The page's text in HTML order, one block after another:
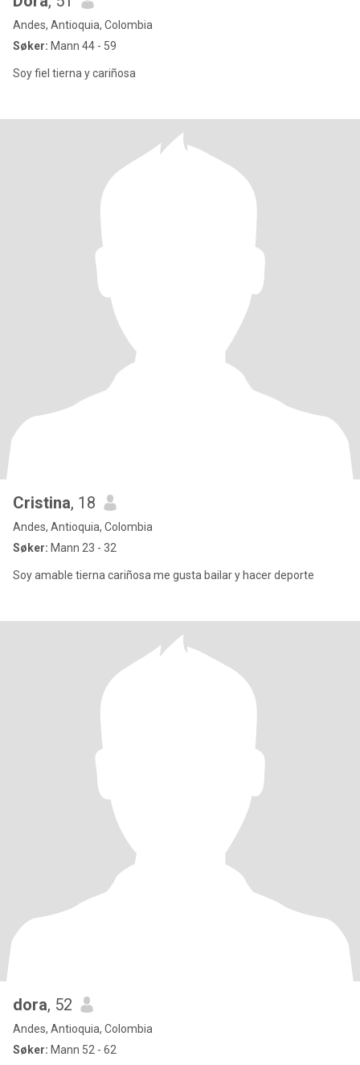
Andes, Antioquia, Colombia
Søker: Mann 44 - 59
Soy fiel tierna y cariñosa
Cristina, 18
Andes, Antioquia, Colombia
Søker: Mann 23 - 32
Soy amable tierna cariñosa me gusta bailar y hacer deporte
dora, 52
Andes, Antioquia, Colombia
Søker: Mann 52 - 62